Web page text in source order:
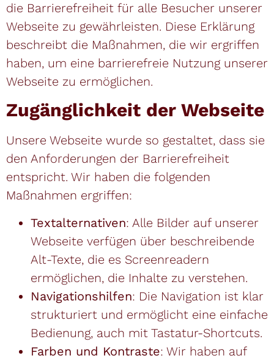
die Barrierefreiheit für alle Besucher unserer
Webseite zu gewährleisten. Diese Erklärung
beschreibt die Maßnahmen, die wir ergriffen
haben, um eine barrierefreie Nutzung unserer
Webseite zu ermöglichen.
Zugänglichkeit der Webseite
Unsere Webseite wurde so gestaltet, dass sie
den Anforderungen der Barrierefreiheit
entspricht. Wir haben die folgenden
Maßnahmen ergriffen:
Textalternativen: Alle Bilder auf unserer
Webseite verfügen über beschreibende
Alt-Texte, die es Screenreadern
ermöglichen, die Inhalte zu verstehen.
Navigationshilfen: Die Navigation ist klar
strukturiert und ermöglicht eine einfache
Bedienung, auch mit Tastatur-Shortcuts.
Farben und Kontraste: Wir haben auf